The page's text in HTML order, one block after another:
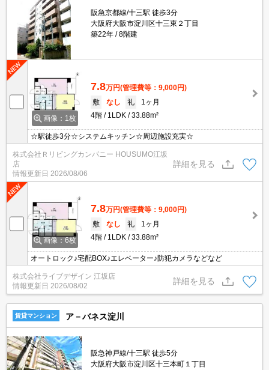
阪急京都線/十三駅 徒歩3分
大阪府大阪市淀川区十三東２丁目
築22年
8階建
画像：1枚
7.8万円(管理費等：9,000円)
敷
なし 礼
1ヶ月
4階
1LDK 33.88m²
☆駅徒歩3分☆システムキッチン☆周辺施設充実☆
株式会社Ｒリビングカンパニー HOUSUMO江坂
店
情報更新日 2026/08/06
詳細を見る
画像：6枚
7.8万円(管理費等：9,000円)
敷
なし 礼
1ヶ月
4階
1LDK 33.88m²
オートロック♪宅配BOX♪エレベーター♪防犯カメラなどなど
株式会社ライブデザイン 江坂店
情報更新日 2026/08/02
詳細を見る
賃貸マンション ア－バネス淀川
阪急神戸線/十三駅 徒歩5分
大阪府大阪市淀川区十三本町１丁目